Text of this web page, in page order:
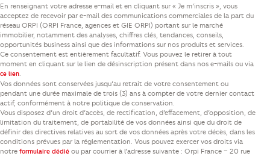
En renseignant votre adresse e-mail et en cliquant sur « Je m’inscris », vous
acceptez de recevoir par e-mail des communications commerciales de la part du
réseau ORPI (ORPI France, agences et GIE ORPI) portant sur le marché
immobilier, notamment des analyses, chiffres clés, tendances, conseils,
opportunités business ainsi que des informations sur nos produits et services.
Ce consentement est entièrement facultatif. Vous pouvez le retirer à tout
moment en cliquant sur le lien de désinscription présent dans nos e-mails ou via
ce lien.
Vos données sont conservées jusqu’au retrait de votre consentement ou
pendant une durée maximale de trois (3) ans à compter de votre dernier contact
actif, conformément à notre politique de conservation.
Vous disposez d’un droit d’accès, de rectification, d’effacement, d’opposition, de
limitation du traitement, de portabilité de vos données ainsi que du droit de
définir des directives relatives au sort de vos données après votre décès, dans les
conditions prévues par la réglementation. Vous pouvez exercer vos droits via
notre formulaire dédié ou par courrier à l’adresse suivante : Orpi France – 20 rue